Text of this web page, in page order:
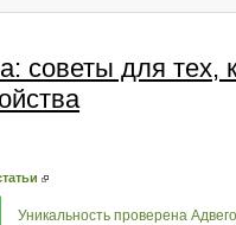
советы для тех,
Уникальность проверена Адвего